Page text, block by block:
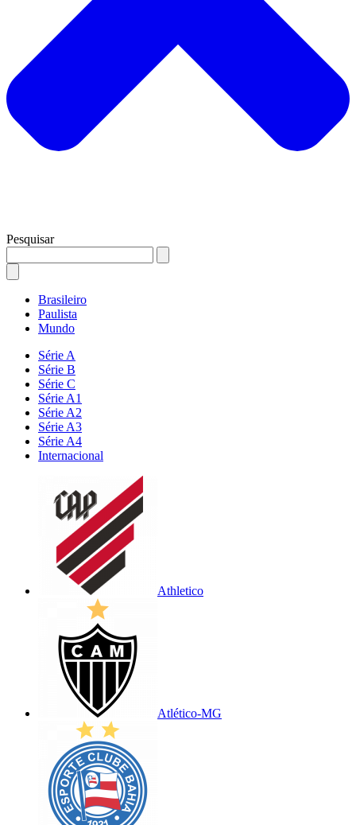
Pesquisar
Brasileiro
Paulista
Mundo
Série A
Série B
Série C
Série A1
Série A2
Série A3
Série A4
Internacional
Athletico
Atlético-MG